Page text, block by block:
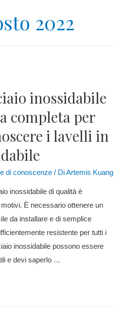
2022
inossidabile
completa per
i lavelli in
di conoscenze / DiArtemis Kuang
inossidabile di qualità è
È necessario ottenere un
da installare e di semplice
resistente per tutti i
inossidabile possono essere
e devi saperlo …